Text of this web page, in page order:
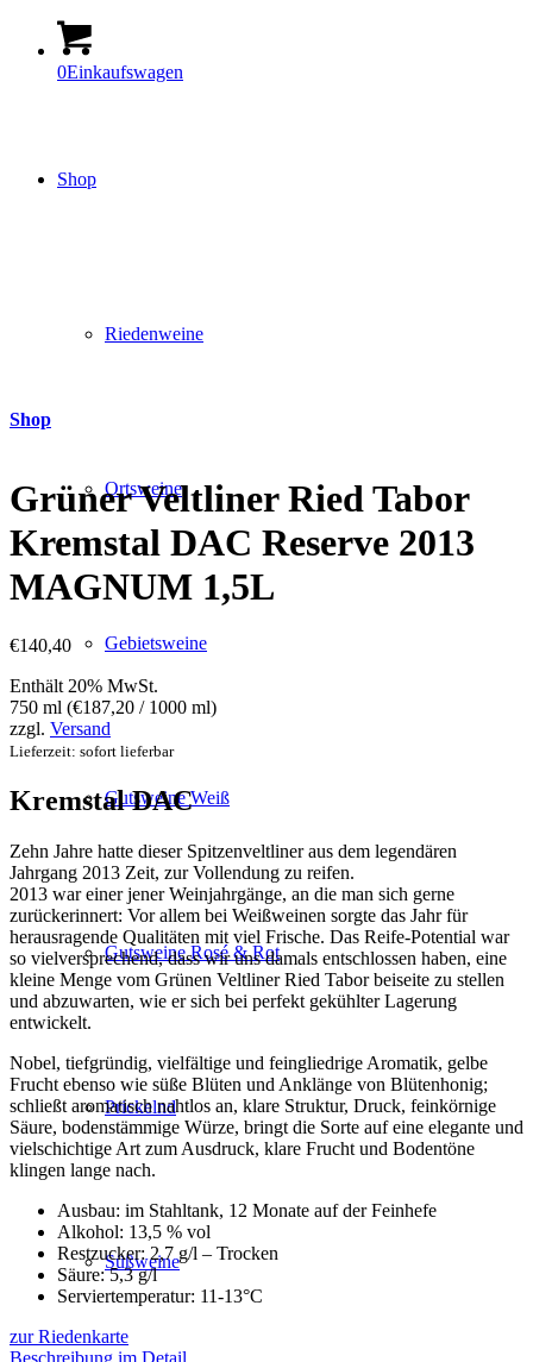
0Einkaufswagen
Shop
Riedenweine
Ortsweine
Gebietsweine
Gutsweine Weiß
Gutsweine Rosé & Rot
Prickelnd
Süßweine
Shop
Grüner Veltliner Ried Tabor
Kremstal DAC Reserve 2013
MAGNUM 1,5L
€140,40
Enthält 20% MwSt.
750 ml (€187,20 / 1000 ml)
zzgl. Versand
Lieferzeit: sofort lieferbar
Kremstal DAC
Zehn Jahre hatte dieser Spitzenveltliner aus dem legendären
Jahrgang 2013 Zeit, zur Vollendung zu reifen.
2013 war einer jener Weinjahrgänge, an die man sich gerne
zurückerinnert: Vor allem bei Weißweinen sorgte das Jahr für
herausragende Qualitäten mit viel Frische. Das Reife-Potential war
so vielversprechend, dass wir uns damals entschlossen haben, eine
kleine Menge vom Grünen Veltliner Ried Tabor beiseite zu stellen
und abzuwarten, wie er sich bei perfekt gekühlter Lagerung
entwickelt.
Nobel, tiefgründig, vielfältige und feingliedrige Aromatik, gelbe
Frucht ebenso wie süße Blüten und Anklänge von Blütenhonig;
schließt aromatisch nahtlos an, klare Struktur, Druck, feinkörnige
Säure, bodenstämmige Würze, bringt die Sorte auf eine elegante und
vielschichtige Art zum Ausdruck, klare Frucht und Bodentöne
klingen lange nach.
Ausbau: im Stahltank, 12 Monate auf der Feinhefe
Alkohol: 13,5 % vol
Restzucker: 2,7 g/l – Trocken
Säure: 5,3 g/l
Serviertemperatur: 11-13°C
zur Riedenkarte
Beschreibung im Detail